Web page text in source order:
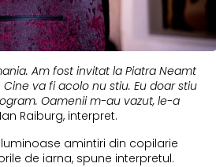
Am fost invitat la Piatra Neamt
va fi acolo nu stiu. Eu doar stiu
Oamenii m-au vazut, le-a
Ian Raiburg, interpret.
amintiri din copilarie
de iarna, spune interpretul.